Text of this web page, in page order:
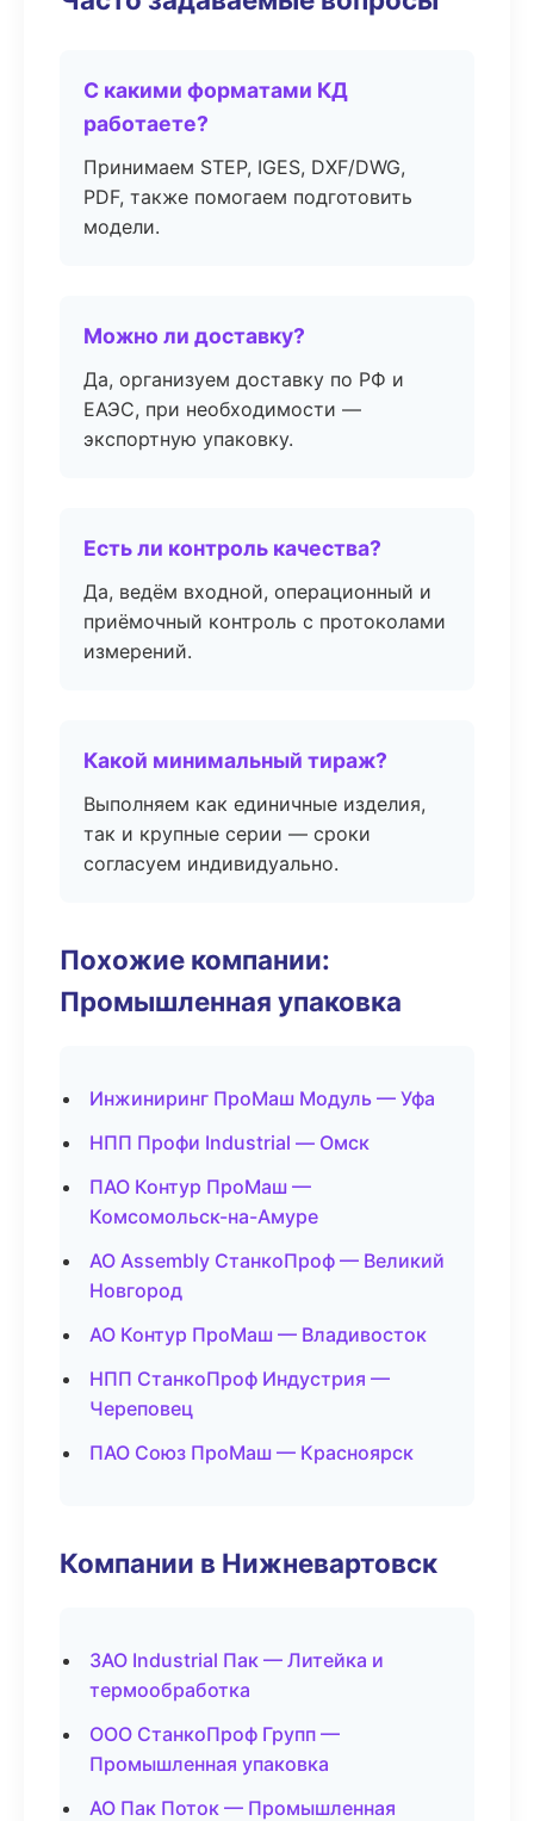
С какими форматами КД
работаете?
Принимаем STEP, IGES, DXF/DWG,
PDF, также помогаем подготовить
модели.
Можно ли доставку?
Да, организуем доставку по РФ и
ЕАЭС, при необходимости —
экспортную упаковку.
Есть ли контроль качества?
Да, ведём входной, операционный и
приёмочный контроль с протоколами
измерений.
Какой минимальный тираж?
Выполняем как единичные изделия,
так и крупные серии — сроки
согласуем индивидуально.
Похожие компании:
Промышленная упаковка
Инжиниринг ПроМаш Модуль — Уфа
НПП Профи Industrial — Омск
ПАО Контур ПроМаш —
Комсомольск-на-Амуре
АО Assembly СтанкоПроф — Великий
Новгород
АО Контур ПроМаш — Владивосток
НПП СтанкоПроф Индустрия —
Череповец
ПАО Союз ПроМаш — Красноярск
Компании в Нижневартовск
ЗАО Industrial Пак — Литейка и
термообработка
ООО СтанкоПроф Групп —
Промышленная упаковка
АО Пак Поток — Промышленная